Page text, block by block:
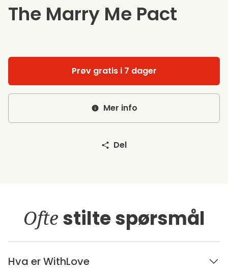
The Marry Me Pact
Prøv gratis i 7 dager
Mer info
Del
Ofte stilte spørsmål
Hva er WithLove